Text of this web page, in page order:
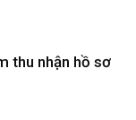
thu nhận hồ sơ